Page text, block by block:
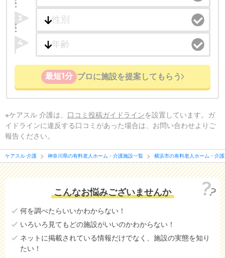
3
4
最短1分 プロに施設を提案してもらう
※ケアスル 介護は、 口コミ投稿ガイドラインを設置しています。ガ
イドラインに違反する口コミがあった場合は、お問い合わせよりご
報告ください。
ケアスル 介護 神奈川県の有料老人ホーム・介護施設一覧 横浜市の有料老人ホーム・介
こんなお悩みございませんか
何を調べたらいいかわからない！
いろいろ見てもどの施設がいいのかわからない！
ネットに掲載されている情報だけでなく、施設の実態を知り
たい！